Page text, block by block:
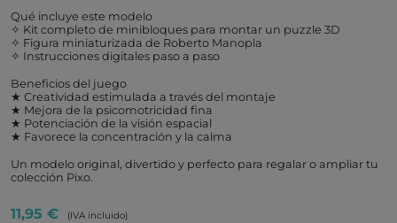
Qué incluye este modelo
✧ Kit completo de minibloques para montar un puzzle 3D
✧ Figura miniaturizada de Roberto Manopla
✧ Instrucciones digitales paso a paso
Beneficios del juego
★ Creatividad estimulada a través del montaje
★ Mejora de la psicomotricidad fina
★ Potenciación de la visión espacial
★ Favorece la concentración y la calma
Un modelo original, divertido y perfecto para regalar o ampliar tu
colección Pixo.
11,95 € (IVA incluido)